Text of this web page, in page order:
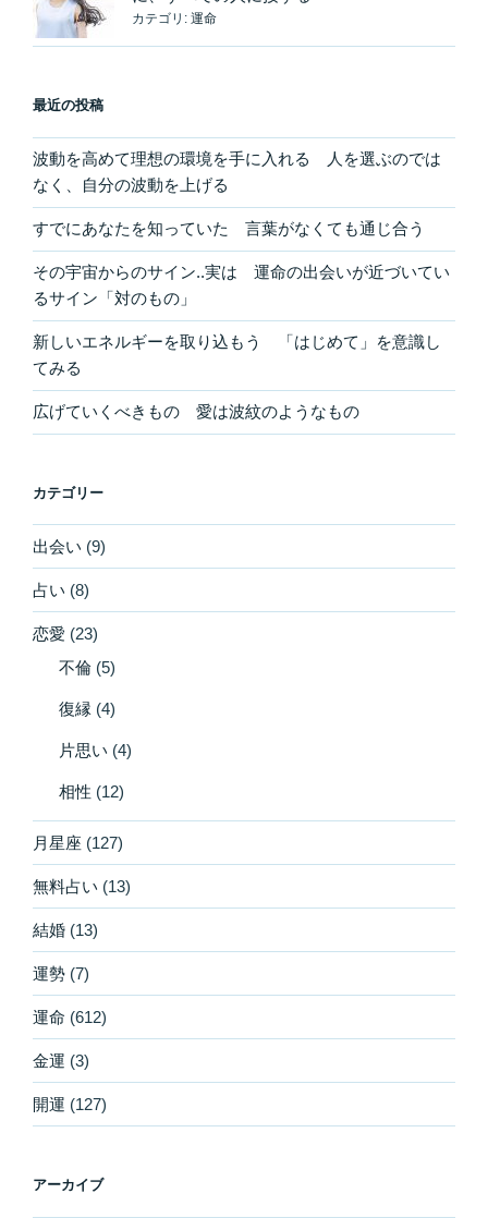
カテゴリ: 運命
最近の投稿
波動を高めて理想の環境を手に入れる 人を選ぶのでは
なく、自分の波動を上げる
すでにあなたを知っていた 言葉がなくても通じ合う
その宇宙からのサイン..実は 運命の出会いが近づいてい
るサイン「対のもの」
新しいエネルギーを取り込もう 「はじめて」を意識し
てみる
広げていくべきもの 愛は波紋のようなもの
カテゴリー
出会い (9)
占い (8)
恋愛 (23)
不倫 (5)
復縁 (4)
片思い (4)
相性 (12)
月星座 (127)
無料占い (13)
結婚 (13)
運勢 (7)
運命 (612)
金運 (3)
開運 (127)
アーカイブ